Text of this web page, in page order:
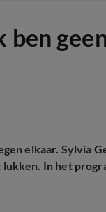
ben
elkaar. Sylvia
In het